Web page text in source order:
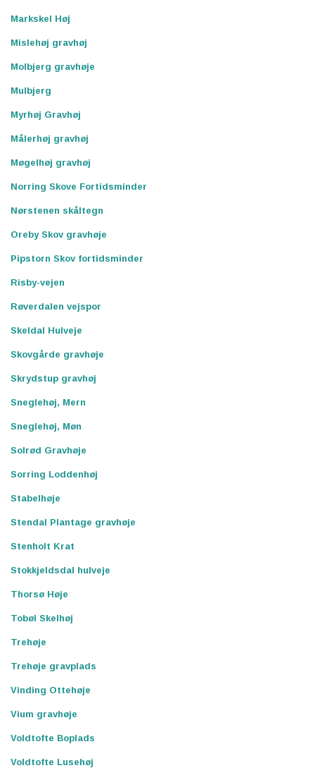
Markskel Høj
Mislehøj gravhøj
Molbjerg gravhøje
Mulbjerg
Myrhøj Gravhøj
Målerhøj gravhøj
Møgelhøj gravhøj
Norring Skove Fortidsminder
Nørstenen skåltegn
Oreby Skov gravhøje
Pipstorn Skov fortidsminder
Risby-vejen
Røverdalen vejspor
Skeldal Hulveje
Skovgårde gravhøje
Skrydstup gravhøj
Sneglehøj, Mern
Sneglehøj, Møn
Solrød Gravhøje
Sorring Loddenhøj
Stabelhøje
Stendal Plantage gravhøje
Stenholt Krat
Stokkjeldsdal hulveje
Thorsø Høje
Tobøl Skelhøj
Trehøje
Trehøje gravplads
Vinding Ottehøje
Vium gravhøje
Voldtofte Boplads
Voldtofte Lusehøj